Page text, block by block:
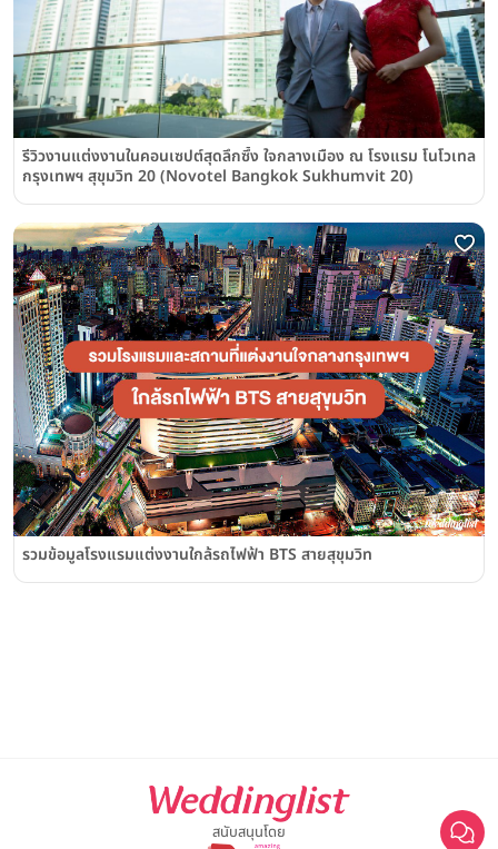
รีวิวงานแต่งงานในคอนเซปต์สุดลึกซึ้ง ใจกลางเมือง ณ โรงแรม โนโวเทล
กรุงเทพฯ สุขุมวิท 20 (Novotel Bangkok Sukhumvit 20)
รวมข้อมูลโรงแรมแต่งงานใกล้รถไฟฟ้า BTS สายสุขุมวิท
สนับสนุนโดย